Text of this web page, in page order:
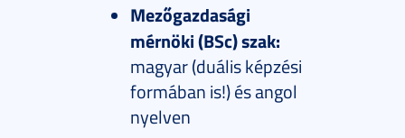
Mezőgazdasági
mérnöki (BSc) szak:
magyar (duális képzési
formában is!) és angol
nyelven